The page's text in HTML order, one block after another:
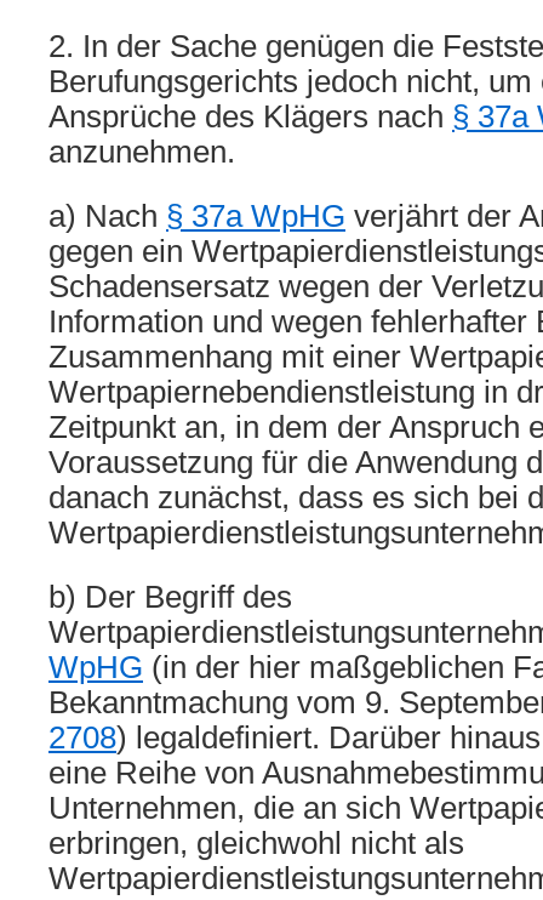
2. In der Sache genügen die
Berufungsgerichts jedoch nicht,
Ansprüche des Klägers nach § 37a
anzunehmen.
a) Nach § 37a WpHG verjährt der
gegen ein
Schadensersatz wegen der
Information und wegen fehlerhafter
Zusammenhang mit einer
Wertpapiernebendienstleistung in
Zeitpunkt an, in dem der Anspruch
Voraussetzung für die Anwendung
danach zunächst, dass es sich bei
b) Der Begriff des
WpHG (in der hier maßgeblichen
Bekanntmachung vom 9.
2708) legaldefiniert. Darüber
eine Reihe von
Unternehmen, die an sich
erbringen, gleichwohl nicht als